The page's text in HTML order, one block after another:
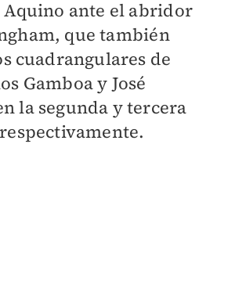
ante el abridor
que también
cuadrangulares de
Gamboa y José
la segunda y tercera